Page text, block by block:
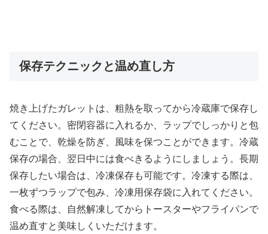
保存テクニックと温め直し方
焼き上げたガレットは、粗熱を取ってから冷蔵庫で保存し
てください。密閉容器に入れるか、ラップでしっかりと包
むことで、乾燥を防ぎ、風味を保つことができます。冷蔵
保存の場合、翌日中には食べきるようにしましょう。長期
保存したい場合は、冷凍保存も可能です。冷凍する際は、
一枚ずつラップで包み、冷凍用保存袋に入れてください。
食べる際は、自然解凍してからトースターやフライパンで
温め直すと美味しくいただけます。